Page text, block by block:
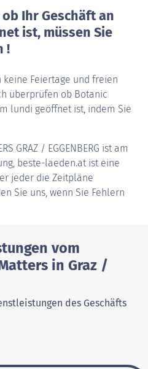
Ihr Geschäft an
ist, müssen Sie
!
Feiertage und freien
überprüfen ob Botanic
lundi geöffnet ist, indem Sie
GRAZ / EGGENBERG ist am
beste-laeden.at ist eine
jeder die Zeitpläne
Sie uns, wenn Sie Fehlern
vom
in Graz /
des Geschäfts